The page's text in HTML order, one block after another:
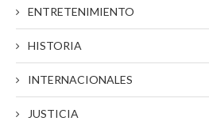
ENTRETENIMIENTO
HISTORIA
INTERNACIONALES
JUSTICIA